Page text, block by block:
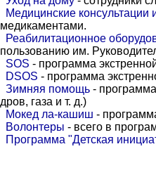
Медицинские консультации
медикаментами.
Реабилитационное
пользованию им.
SOS - программа
DSOS - программа
Зимняя помощь -
дров, газа и т. д.)
Мокед ла-кашиш -
Волонтеры - всего в
Программа "Детская